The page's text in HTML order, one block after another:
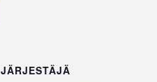
JÄRJESTÄJÄ